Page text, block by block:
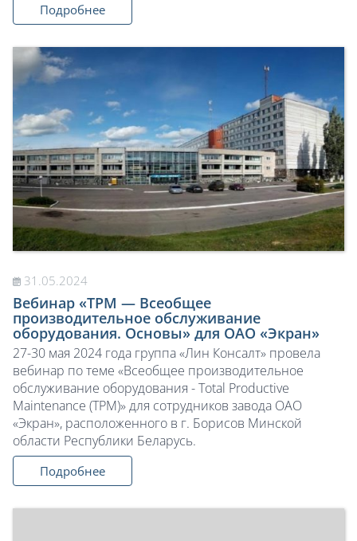
Подробнее
31.05.2024
Вебинар «TPM — Всеобщее
производительное обслуживание
оборудования. Основы» для ОАО «Экран»
27-30 мая 2024 года группа «Лин Консалт» провела
вебинар по теме «Всеобщее производительное
обслуживание оборудования - Total Productive
Maintenance (TPM)» для сотрудников завода ОАО
«Экран», расположенного в г. Борисов Минской
области Республики Беларусь.
Подробнее